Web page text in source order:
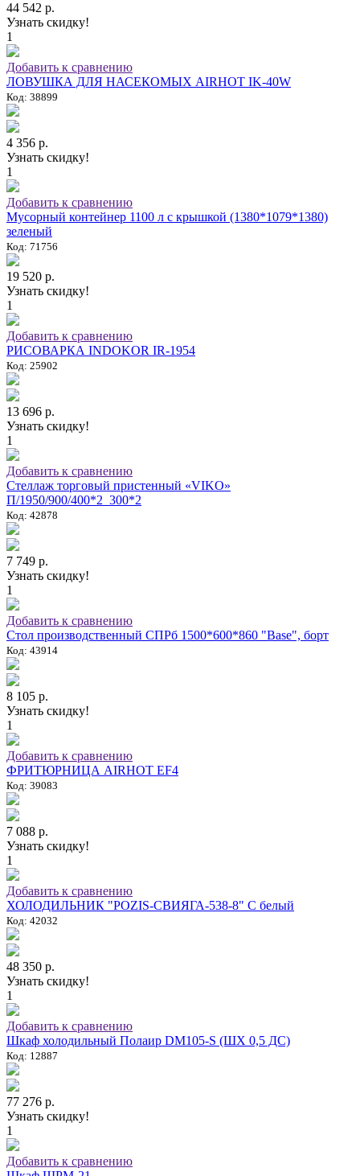
44 542 р.
Узнать скидку!
1
Добавить к сравнению
ЛОВУШКА ДЛЯ НАСЕКОМЫХ AIRHOT IK-40W
Код: 38899
4 356 р.
Узнать скидку!
1
Добавить к сравнению
Мусорный контейнер 1100 л с крышкой (1380*1079*1380)
зеленый
Код: 71756
19 520 р.
Узнать скидку!
1
Добавить к сравнению
РИСОВАРКА INDOKOR IR-1954
Код: 25902
13 696 р.
Узнать скидку!
1
Добавить к сравнению
Стеллаж торговый пристенный «VIKO»
П/1950/900/400*2_300*2
Код: 42878
7 749 р.
Узнать скидку!
1
Добавить к сравнению
Стол производственный СПРб 1500*600*860 "Base", борт
Код: 43914
8 105 р.
Узнать скидку!
1
Добавить к сравнению
ФРИТЮРНИЦА AIRHOT EF4
Код: 39083
7 088 р.
Узнать скидку!
1
Добавить к сравнению
ХОЛОДИЛЬНИК "POZIS-СВИЯГА-538-8" C белый
Код: 42032
48 350 р.
Узнать скидку!
1
Добавить к сравнению
Шкаф холодильный Полаир DM105-S (ШХ 0,5 ДС)
Код: 12887
77 276 р.
Узнать скидку!
1
Добавить к сравнению